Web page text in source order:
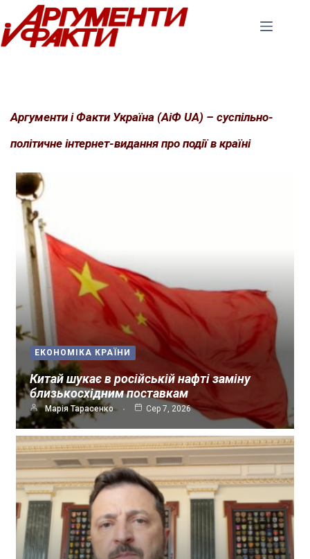
Перейти
до
вмісту
Аргументи і Факти Україна (АіФ UA) – суспільно-
політичне інтернет-видання про події в країні
ЕКОНОМІКА КРАЇНИ
Китай шукає в російській нафті заміну
близькосхідним поставкам
Марія Тарасенко Сер 7, 2026